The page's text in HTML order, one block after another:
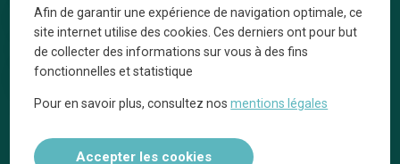
Bonnes adresses
Quartiers
Blog
Tops 10
A propos
On parle de nous
Afin de garantir une expérience de navigation optimale, ce
site internet utilise des cookies. Ces derniers ont pour but
de collecter des informations sur vous à des fins
fonctionnelles et statistique
Pour en savoir plus, consultez nosmentions légales
Accepter les cookies